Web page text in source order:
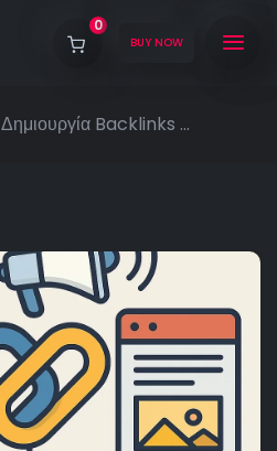
0
BUY NOW
Δημιουργία Backlinks ...